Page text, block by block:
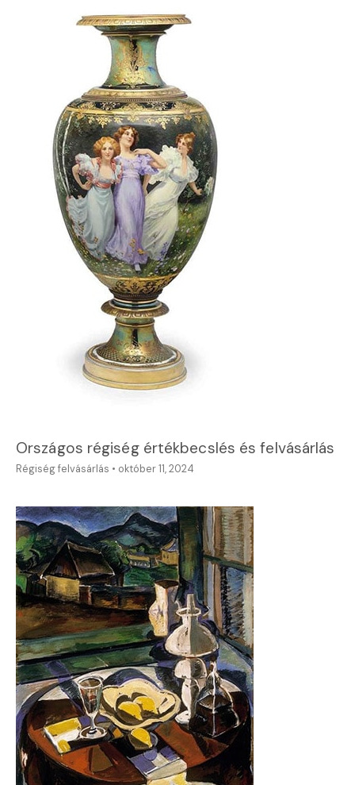
Országos régiség értékbecslés és felvásárlás
Régiség felvásárlás • október 11, 2024